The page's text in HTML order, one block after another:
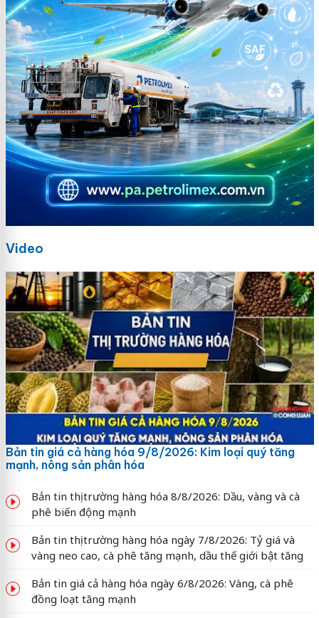
Video
Bản tin giá cả hàng hóa 9/8/2026: Kim loại quý tăng
mạnh, nông sản phân hóa
Bản tin thị trường hàng hóa 8/8/2026: Dầu, vàng và cà
phê biến động mạnh
Bản tin thị trường hàng hóa ngày 7/8/2026: Tỷ giá và
vàng neo cao, cà phê tăng mạnh, dầu thế giới bật tăng
Bản tin giá cả hàng hóa ngày 6/8/2026: Vàng, cà phê
đồng loạt tăng mạnh